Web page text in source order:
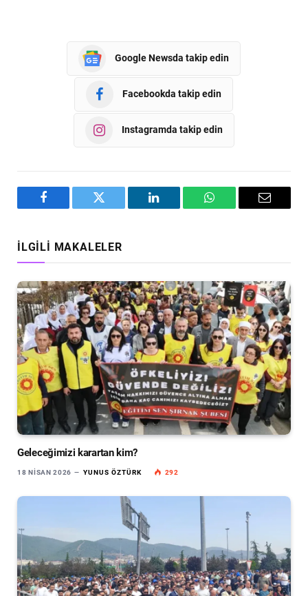
Google Newsda takip edin
Facebookda takip edin
Instagramda takip edin
Facebook Twitter LinkedIn WhatsAppEmail
İLGILI MAKALELER
Geleceğimizi karartan kim?
18 NISAN 2026 YUNUS ÖZTÜRK 292